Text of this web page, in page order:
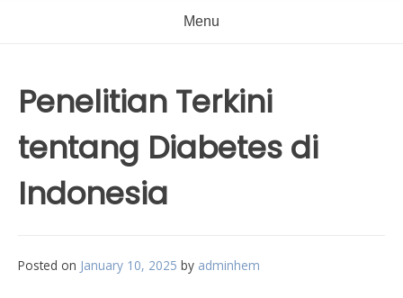
Menu
Penelitian Terkini
tentang Diabetes di
Indonesia
Posted on January 10, 2025 by adminhem